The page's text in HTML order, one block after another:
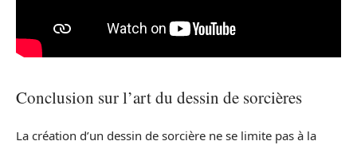
Conclusion sur l’art du dessin de sorcières
La création d’un dessin de sorcière ne se limite pas à la